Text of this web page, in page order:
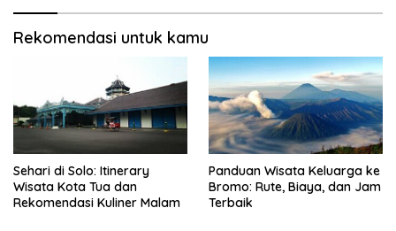
Rekomendasi untuk kamu
Sehari di Solo: Itinerary
Wisata Kota Tua dan
Rekomendasi Kuliner Malam
Panduan Wisata Keluarga ke
Bromo: Rute, Biaya, dan Jam
Terbaik